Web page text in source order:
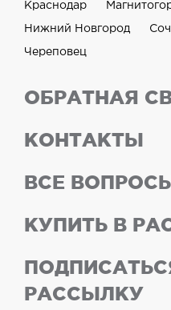
Краснодар
Нижний Новгород
Череповец
ОБРАТНАЯ
КОНТАКТЫ
ВСЕ
КУПИТЬ В
РАССЫЛКУ